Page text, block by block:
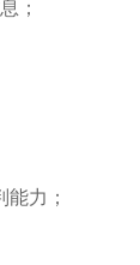
；
力；